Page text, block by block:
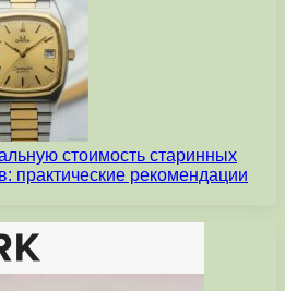
стоимость старинных
практические рекомендации